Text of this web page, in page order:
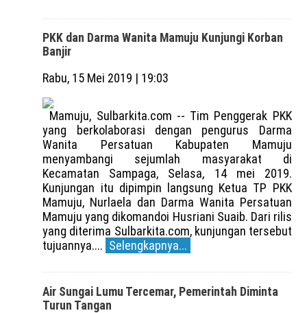
PKK dan Darma Wanita Mamuju Kunjungi Korban
Banjir
Rabu, 15 Mei 2019 | 19:03
Mamuju, Sulbarkita.com -- Tim Penggerak PKK
yang berkolaborasi dengan pengurus Darma
Wanita Persatuan Kabupaten Mamuju
menyambangi sejumlah masyarakat di
Kecamatan Sampaga, Selasa, 14 mei 2019.
Kunjungan itu dipimpin langsung Ketua TP PKK
Mamuju, Nurlaela dan Darma Wanita Persatuan
Mamuju yang dikomandoi Husriani Suaib. Dari rilis
yang diterima Sulbarkita.com, kunjungan tersebut
tujuannya.... Selengkapnya...
Air Sungai Lumu Tercemar, Pemerintah Diminta
Turun Tangan